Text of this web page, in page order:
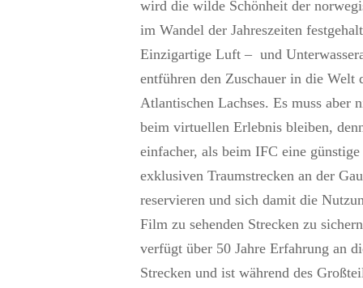
wird die wilde Schönheit der
im Wandel der Jahreszeiten
Einzigartige Luft – und
entführen den Zuschauer in die Welt
Atlantischen Lachses. Es muss aber
beim virtuellen Erlebnis bleiben,
einfacher, als beim IFC eine
exklusiven Traumstrecken an der
reservieren und sich damit die
Film zu sehenden Strecken zu
verfügt über 50 Jahre Erfahrung an
Strecken und ist während des